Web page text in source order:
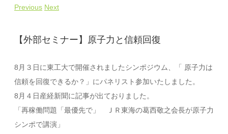
Previous Next
【外部セミナー】原子力と信頼回復
8月３日に東工大で開催されましたシンポジウム、「 原子力は
信頼を回復できるか？」にパネリスト参加いたしました。
8月４日産経新聞に記事が出ておりました。
「再稼働問題「最優先で」 ＪＲ東海の葛西敬之会長が原子力
シンポで講演」